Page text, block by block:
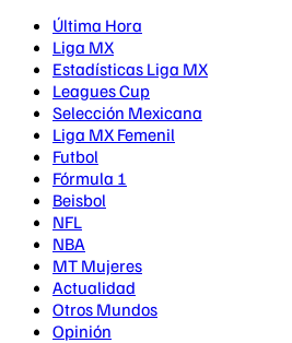
Última Hora
Liga MX
Estadísticas Liga MX
Leagues Cup
Selección Mexicana
Liga MX Femenil
Futbol
Fórmula 1
Beisbol
NFL
NBA
MT Mujeres
Actualidad
Otros Mundos
Opinión